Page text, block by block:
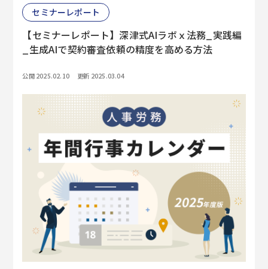
セミナーレポート
【セミナーレポート】深津式AIラボｘ法務_実践編
_生成AIで契約審査依頼の精度を高める方法
公開 2025.02.10 更新 2025.03.04